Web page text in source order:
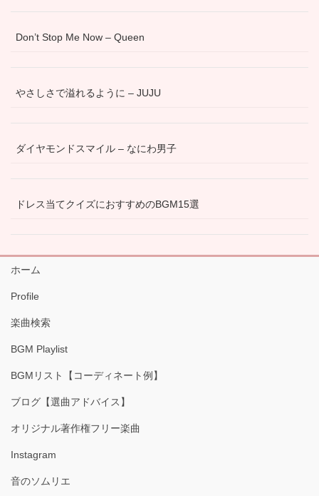
Don’t Stop Me Now – Queen
やさしさで溢れるように – JUJU
ダイヤモンドスマイル – なにわ男子
ドレス当てクイズにおすすめのBGM15選
ホーム
Profile
楽曲検索
BGM Playlist
BGMリスト【コーディネート例】
ブログ【選曲アドバイス】
オリジナル著作権フリー楽曲
Instagram
音のソムリエ